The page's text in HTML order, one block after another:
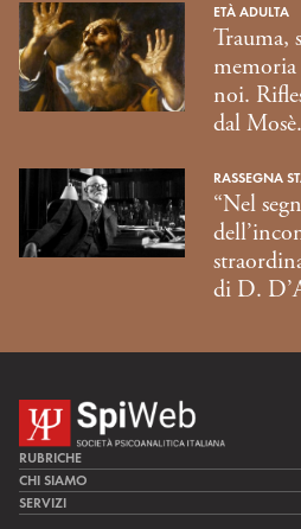
ETÀ ADULTA
Trauma,
noi.
dal
RASSEGNA
“Nel
di D.
RUBRICHE
LA CURA
LA RICERCA
CHI SIAMO
LA SPI
SERVIZI